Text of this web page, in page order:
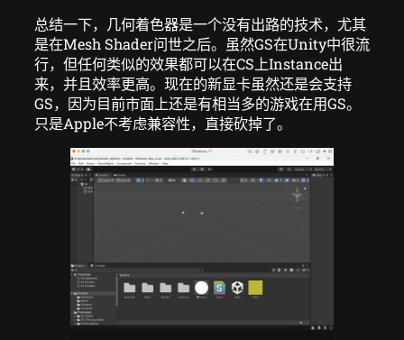
总结一下，几何着色器是一个没有出路的技术，尤其
是在Mesh Shader问世之后。虽然GS在Unity中很流
行，但任何类似的效果都可以在CS上Instance出
来，并且效率更高。现在的新显卡虽然还是会支持
GS，因为目前市面上还是有相当多的游戏在用GS。
只是Apple不考虑兼容性，直接砍掉了。